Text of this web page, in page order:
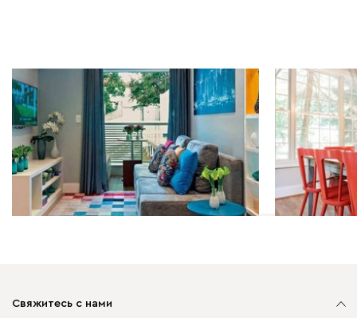
Мебель в интерьере | 01.04.2026
Какой стиль интерьера
подходит именно вам
Мебель в
Советы по
Свяжитесь с нами